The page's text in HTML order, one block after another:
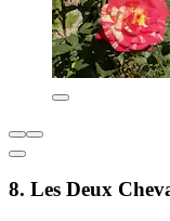
8. Les Deux